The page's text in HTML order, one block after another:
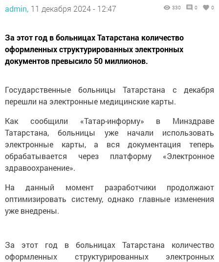
admin, 11 декабря 2024 - 12:47 330 0 0
За этот год в больницах Татарстана количество
оформленных структурированных электронных
документов превысило 50 миллионов.
Государственные больницы Татарстана с декабря
перешли на электронные медицинские карты.
Как сообщили «Татар-информу» в Минздраве
Татарстана, больницы уже начали использовать
электронные карты, а вся документация теперь
обрабатывается через платформу «Электронное
здравоохранение».
На данный момент разработчики продолжают
оптимизировать систему, однако главные изменения
уже внедрены.
За этот год в больницах Татарстана количество
оформленных структурированных электронных